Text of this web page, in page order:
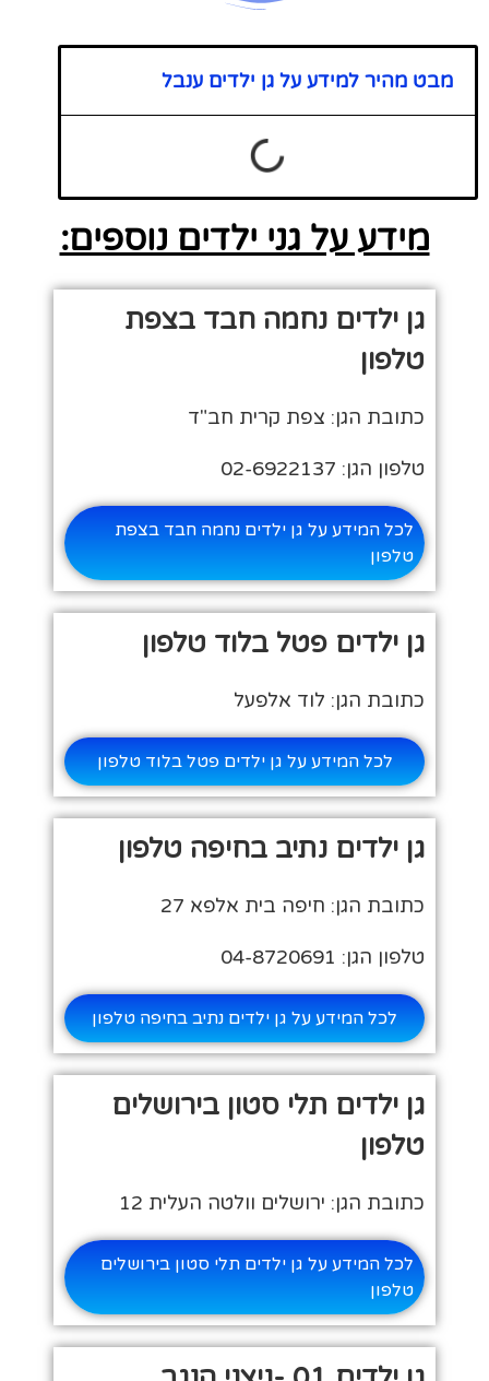
מבט מהיר למידע על גן ילדים ענבל
מידע על גני ילדים נוספים:
גן ילדים נחמה חבד בצפת
טלפון
כתובת הגן: צפת קרית חב"ד
טלפון הגן: 02-6922137
לכל המידע על גן ילדים נחמה חבד בצפת
טלפון
גן ילדים פטל בלוד טלפון
כתובת הגן: לוד אלפעל
לכל המידע על גן ילדים פטל בלוד טלפון
גן ילדים נתיב בחיפה טלפון
כתובת הגן: חיפה בית אלפא 27
טלפון הגן: 04-8720691
לכל המידע על גן ילדים נתיב בחיפה טלפון
גן ילדים תלי סטון בירושלים
טלפון
כתובת הגן: ירושלים וולטה העלית 12
לכל המידע על גן ילדים תלי סטון בירושלים
טלפון